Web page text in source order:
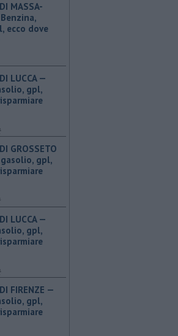
MASSA-
​Benzina,
ecco dove
LUCCA —
gpl,
GROSSETO
gpl,
LUCCA —
gpl,
FIRENZE —
gpl,